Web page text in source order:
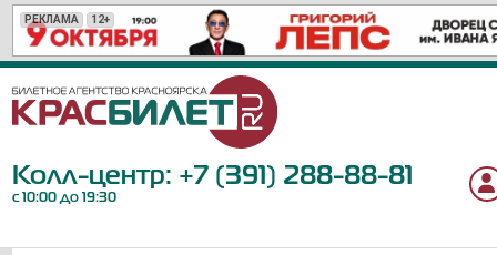
РЕКЛАМА 12+
РЕКЛАМА 0+
РЕКЛАМА 6+
РЕКЛАМА 18+
РЕКЛАМА 6+
РЕКЛАМА 12+
РЕКЛАМА 12+
РЕКЛАМА 12+
РЕКЛАМА 12+
РЕКЛАМА 12+
РЕКЛАМА 18+
РЕКЛАМА 18+
РЕКЛАМА 6+
РЕКЛАМА 12+
РЕКЛАМА 6+
РЕКЛАМА 12+
РЕКЛАМА 6+
РЕКЛАМА 12+
РЕКЛАМА 6+
РЕКЛАМА 16+
РЕКЛАМА 12+
РЕКЛАМА 16+
Колл-центр: +7 (391) 288-88-81
с 10:00 до 19:30